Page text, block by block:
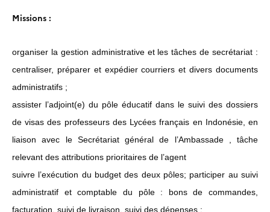
Missions :
organiser la gestion administrative et les tâches de secrétariat :
centraliser, préparer et expédier courriers et divers documents
administratifs ;
assister l’adjoint(e) du pôle éducatif dans le suivi des dossiers
de visas des professeurs des Lycées français en Indonésie, en
liaison avec le Secrétariat général de l’Ambassade , tâche
relevant des attributions prioritaires de l’agent
suivre l’exécution du budget des deux pôles; participer au suivi
administratif et comptable du pôle : bons de commandes,
facturation, suivi de livraison, suivi des dépenses ;